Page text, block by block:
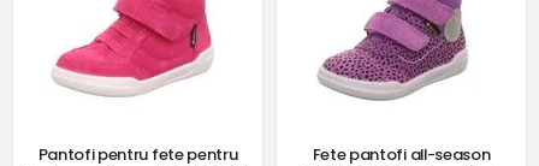
Pantofi pentru fete pentru
Fete pantofi all-season